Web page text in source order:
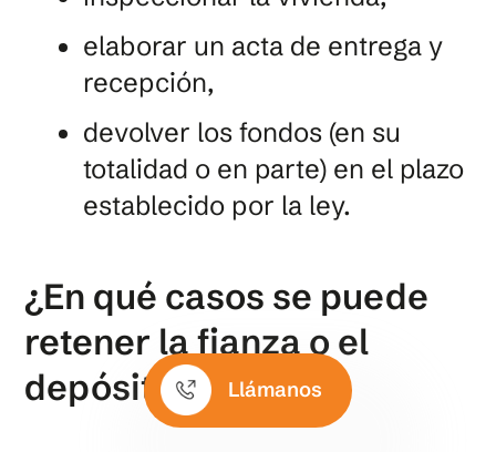
elaborar un acta de entrega y
recepción,
devolver los fondos (en su
totalidad o en parte) en el plazo
establecido por la ley.
¿En qué casos se puede
retener la fianza o el
depósito?
Llámanos